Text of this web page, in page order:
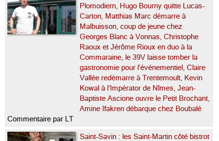
Plomodiern, Hugo Bourny quitte Lucas-
Carton, Matthias Marc démarre à
Malbuisson, coup de jeune chez
Georges Blanc à Vonnas, Christophe
Raoux et Jérôme Rioux en duo à la
Commaraine, le 39V laisse tomber la
gastronomie pour l’événementiel, Claire
Vallée redémarre à Trentemoult, Kevin
Kowal à l’Impérator de Nîmes, Jean-
Baptiste Ascione ouvre le Petit Brochant,
Amine Ifakren débarque chez Boubalé
Commentaire par LT
Saint-Savin : les Saint-Martin côté bistrot